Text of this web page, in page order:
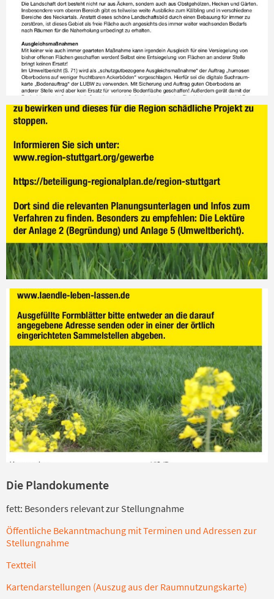
Die Plandokumente
fett: Besonders relevant zur Stellungnahme
Öffentliche Bekanntmachung mit Terminen und Adressen zur
Stellungnahme
Textteil
Kartendarstellungen (Auszug aus der Raumnutzungskarte)